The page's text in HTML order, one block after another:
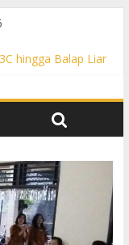
hingga Balap Liar
Kering dan
Objek Vital,
Titik Rawan,